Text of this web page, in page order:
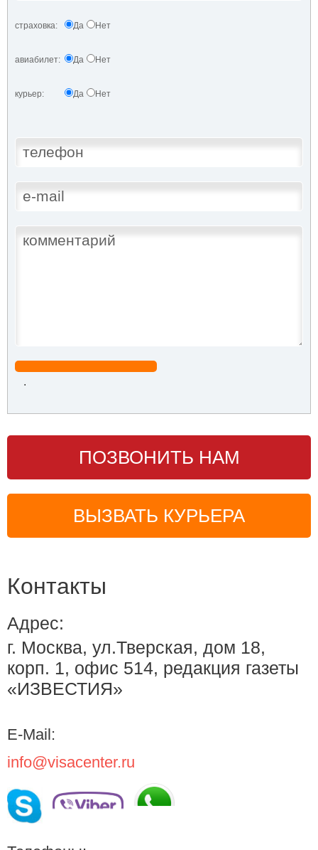
страховка: Да Нет
авиабилет: Да Нет
курьер: Да Нет
.
ПОЗВОНИТЬ НАМ
ВЫЗВАТЬ КУРЬЕРА
Контакты
Адрес:
г. Москва, ул.Тверская, дом 18,
корп. 1, офис 514, редакция газеты
«ИЗВЕСТИЯ»
E-Mail:
info@visacenter.ru